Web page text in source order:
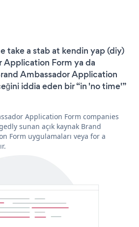
take a stab at kendin yap (diy)
Application Form ya da
Ambassador Application
iddia eden bir “in 'no time'”
Application Form companies
sunan açık kaynak Brand
Form uygulamaları veya for a